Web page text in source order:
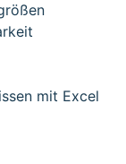
mit Excel